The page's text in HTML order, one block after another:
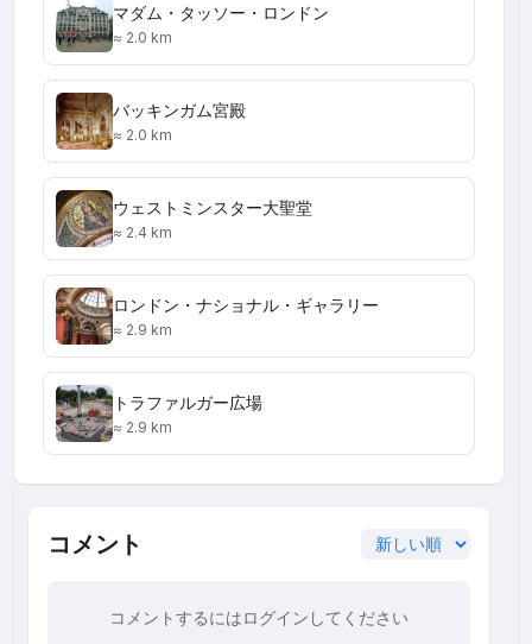
マダム・タッソー・ロンドン
≈ 2.0 km
バッキンガム宮殿
≈ 2.0 km
ウェストミンスター大聖堂
≈ 2.4 km
ロンドン・ナショナル・ギャラリー
≈ 2.9 km
トラファルガー広場
≈ 2.9 km
コメント
コメントするにはログインしてください